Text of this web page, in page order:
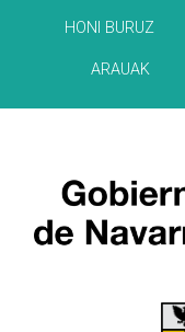
HONI BURUZ
ARAUAK